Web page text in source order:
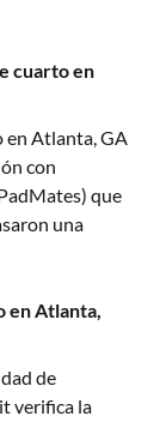
cuarto en
en Atlanta, GA
con
que
una
en Atlanta,
de
verifica la